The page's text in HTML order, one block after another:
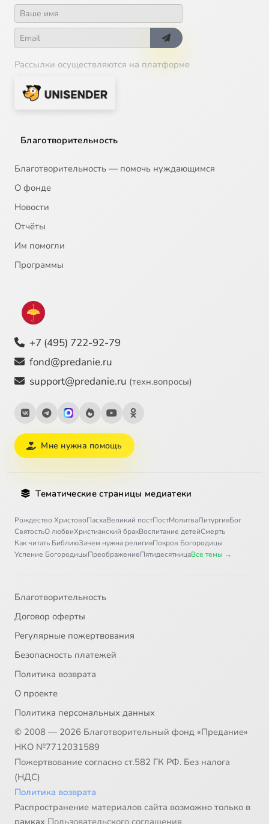
Рассылки осуществляются на платформе
Благотворительность
Благотворительность — помочь нуждающимся
О фонде
Новости
Отчёты
Им помогли
Программы
+7 (495) 722-92-79
fond@predanie.ru
support@predanie.ru (техн.вопросы)
Мне нужна помощь
Тематические страницы медиатеки
Рождество ХристовоПасхаВеликий постПостМолитваЛитургияБог
СвятостьО любвиХристианский бракВоспитание детейСмерть
Как читать БиблиюЗачем нужна религияПокров Богородицы
Успение БогородицыПреображениеПятидесятницаВсе темы →
Благотворительность
Договор оферты
Регулярные пожертвования
Безопасность платежей
Политика возврата
О проекте
Политика персональных данных
© 2008 — 2026 Благотворительный фонд «Предание»
НКО №7712031589
Пожертвование согласно ст.582 ГК РФ. Без налога
(НДС)
Политика возврата
Распространение материалов сайта возможно только в